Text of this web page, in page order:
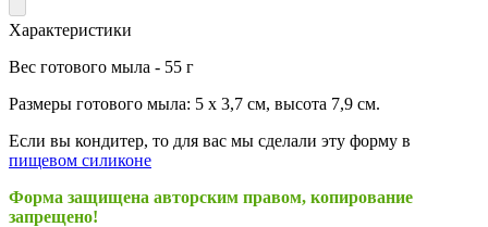
Характеристики
Вес готового мыла - 55 г
Размеры готового мыла: 5 х 3,7 см, высота 7,9 см.
Если вы кондитер, то для вас мы сделали эту форму в
пищевом силиконе
Форма защищена авторским правом, копирование
запрещено!